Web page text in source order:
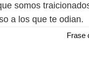
somos
a los que te odian.
Frase